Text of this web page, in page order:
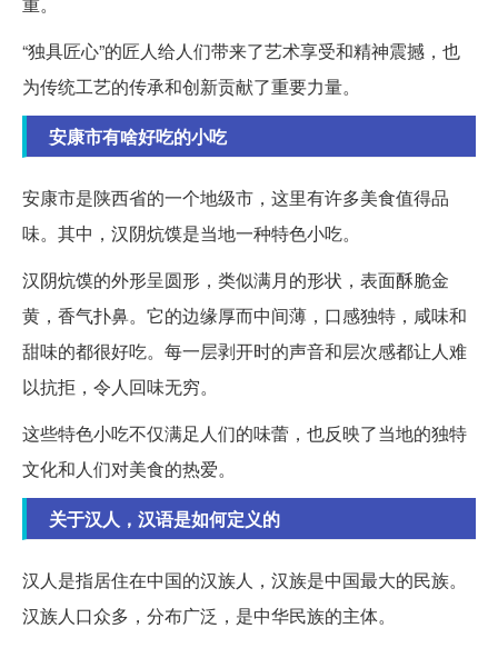
“独具匠心”的匠人给人们带来了艺术享受和精神震撼，也
为传统工艺的传承和创新贡献了重要力量。
安康市有啥好吃的小吃
安康市是陕西省的一个地级市，这里有许多美食值得品
味。其中，汉阴炕馍是当地一种特色小吃。
汉阴炕馍的外形呈圆形，类似满月的形状，表面酥脆金
黄，香气扑鼻。它的边缘厚而中间薄，口感独特，咸味和
甜味的都很好吃。每一层剥开时的声音和层次感都让人难
以抗拒，令人回味无穷。
这些特色小吃不仅满足人们的味蕾，也反映了当地的独特
文化和人们对美食的热爱。
关于汉人，汉语是如何定义的
汉人是指居住在中国的汉族人，汉族是中国最大的民族。
汉族人口众多，分布广泛，是中华民族的主体。